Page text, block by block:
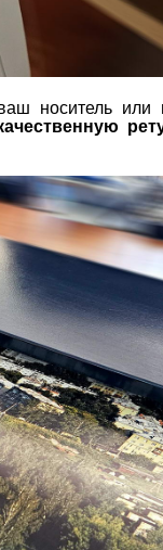
носитель или